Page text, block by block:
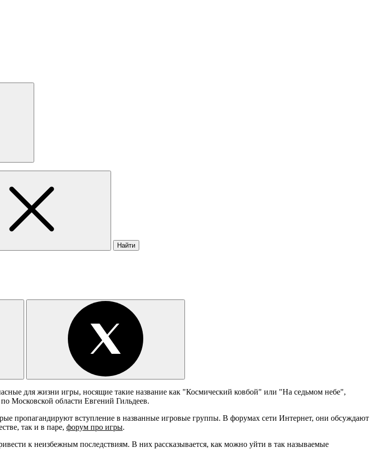
Найти
для жизни игры, носящие такие название как "Космический ковбой" или "На седьмом небе",
области Евгений Гильдеев.
пропагандируют вступление в названные игровые группы. В форумах сети Интернет, они обсуждают
так и в паре, форум про игры.
к неизбежным последствиям. В них рассказывается, как можно уйти в так называемые